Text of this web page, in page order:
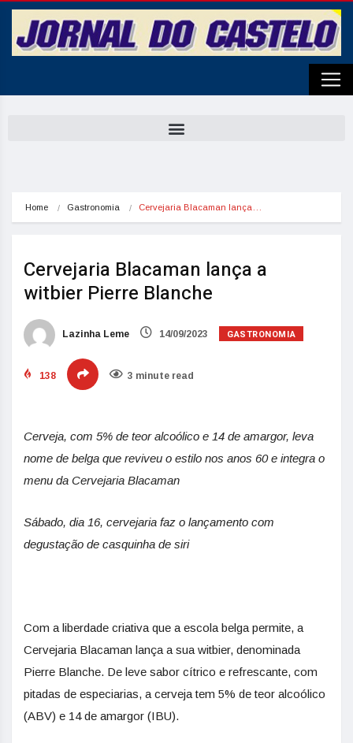
Home Gastronomia Cervejaria Blacaman lança…
Cervejaria Blacaman lança a
witbier Pierre Blanche
Lazinha Leme 14/09/2023 GASTRONOMIA
138 3 minute read
Cerveja, com 5% de teor alcoólico e 14 de amargor, leva
nome de belga que reviveu o estilo nos anos 60 e integra o
menu da Cervejaria Blacaman
Sábado, dia 16, cervejaria faz o lançamento com
degustação de casquinha de siri
Com a liberdade criativa que a escola belga permite, a
Cervejaria Blacaman lança a sua witbier, denominada
Pierre Blanche. De leve sabor cítrico e refrescante, com
pitadas de especiarias, a cerveja tem 5% de teor alcoólico
(ABV) e 14 de amargor (IBU).